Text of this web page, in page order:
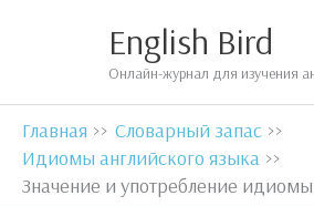
содержимому
English Bird
Онлайн-журнал для изучения
Главная
Словарный запас
Идиомы английского языка
Значение и употребление